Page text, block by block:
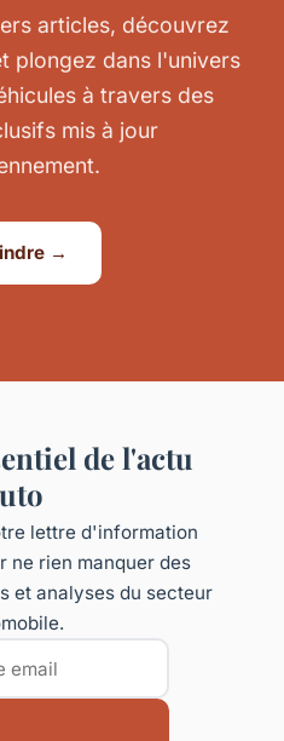
articles, découvrez
plongez dans l'univers
à travers des
mis à jour
→
de l'actu
lettre d'information
ne rien manquer des
et analyses du secteur